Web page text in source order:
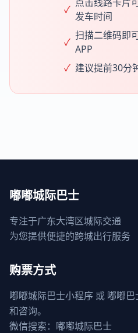
✓
发车时间
✓
扫描二维码即
APP
✓ 建议提前30分
嘟嘟城际巴士
专注于广东大湾区城际交通
为您提供便捷的跨城出行服务
购票方式
嘟嘟城际巴士小程序 或 嘟嘟
和咨询。
微信搜索：嘟嘟城际巴士